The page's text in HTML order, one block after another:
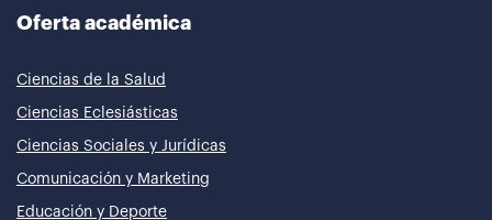
Oferta académica
Ciencias de la Salud
Ciencias Eclesiásticas
Ciencias Sociales y Jurídicas
Comunicación y Marketing
Educación y Deporte